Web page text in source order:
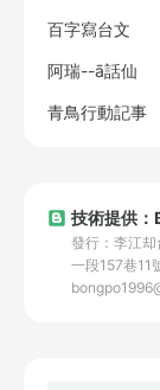
百字寫台文
阿瑞--ā話仙
青鳥行動記事
技術提供
發行：李江
一段157巷11